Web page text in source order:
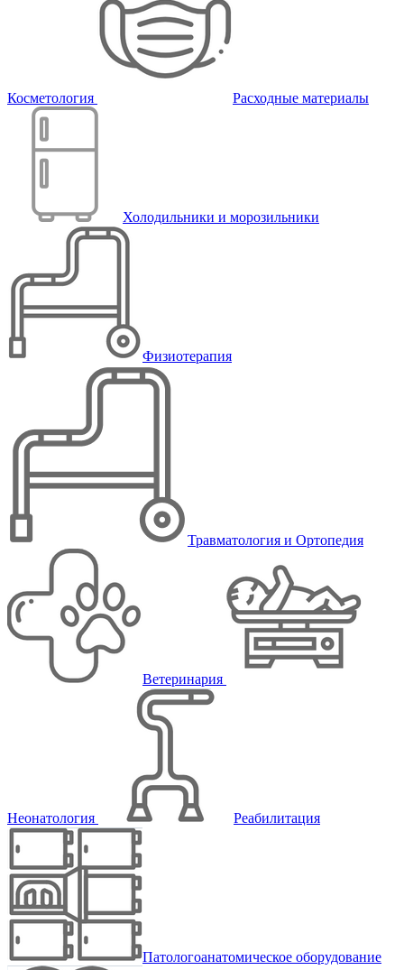
Косметология Расходные материалы
Холодильники и морозильники
Физиотерапия
Травматология и Ортопедия
Ветеринария
Неонатология Реабилитация
Патологоанатомическое оборудование